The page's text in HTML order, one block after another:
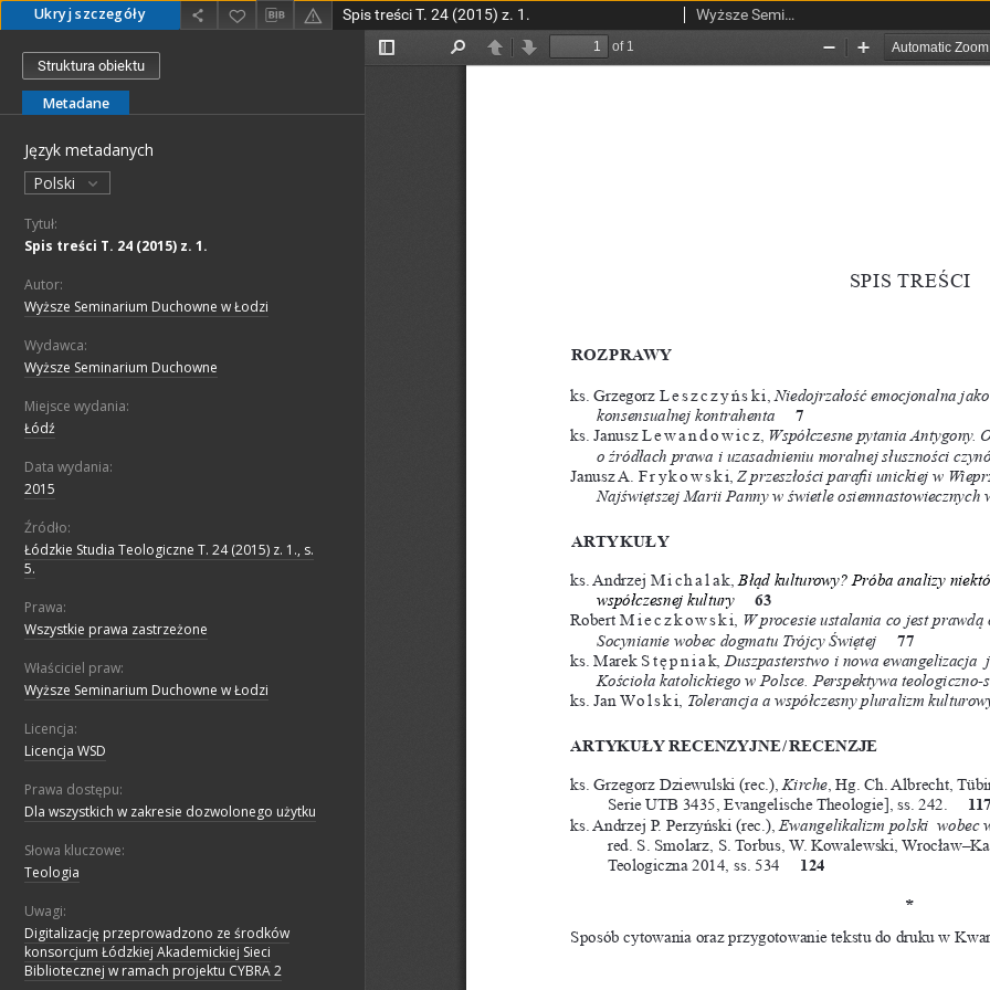
Ukryj szczegóły Spis treści T. 24 (2015) z. 1. Wyższe Seminarium Duchowne w Łodzi
Struktura obiektu
Metadane
Język metadanych
Polski
Tytuł:
Spis treści T. 24 (2015) z. 1.
Autor:
Wyższe Seminarium Duchowne w Łodzi
Wydawca:
Wyższe Seminarium Duchowne
Miejsce wydania:
Łódź
Data wydania:
2015
Źródło:
Łódzkie Studia Teologiczne T. 24 (2015) z. 1., s.
5.
Prawa:
Wszystkie prawa zastrzeżone
Właściciel praw:
Wyższe Seminarium Duchowne w Łodzi
Licencja:
Licencja WSD
Prawa dostępu:
Dla wszystkich w zakresie dozwolonego użytku
Słowa kluczowe:
Teologia
Uwagi:
Digitalizację przeprowadzono ze środków
konsorcjum Łódzkiej Akademickiej Sieci
Bibliotecznej w ramach projektu CYBRA 2